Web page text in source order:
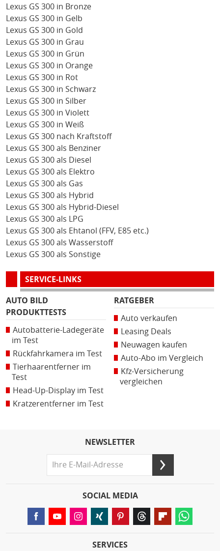
Lexus GS 300 in Bronze
Lexus GS 300 in Gelb
Lexus GS 300 in Gold
Lexus GS 300 in Grau
Lexus GS 300 in Grün
Lexus GS 300 in Orange
Lexus GS 300 in Rot
Lexus GS 300 in Schwarz
Lexus GS 300 in Silber
Lexus GS 300 in Violett
Lexus GS 300 in Weiß
Lexus GS 300 nach Kraftstoff
Lexus GS 300 als Benziner
Lexus GS 300 als Diesel
Lexus GS 300 als Elektro
Lexus GS 300 als Gas
Lexus GS 300 als Hybrid
Lexus GS 300 als Hybrid-Diesel
Lexus GS 300 als LPG
Lexus GS 300 als Ehtanol (FFV, E85 etc.)
Lexus GS 300 als Wasserstoff
Lexus GS 300 als Sonstige
SERVICE-LINKS
AUTO BILD
PRODUKTTESTS
Autobatterie-Ladegeräte
im Test
Rückfahrkamera im Test
Tierhaarentferner im
Test
Head-Up-Display im Test
Kratzerentferner im Test
RATGEBER
Auto verkaufen
Leasing Deals
Neuwagen kaufen
Auto-Abo im Vergleich
Kfz-Versicherung
vergleichen
NEWSLETTER
SOCIAL MEDIA
SERVICES